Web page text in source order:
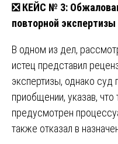
❎КЕЙС № 3:
повторной
В одном из дел,
истец представил
экспертизы, однако суд
приобщении, указав, что
предусмотрен
также отказал в